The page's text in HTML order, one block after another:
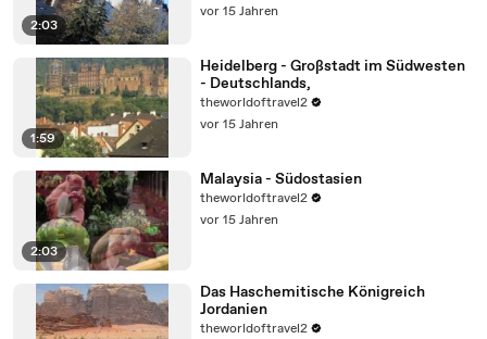
2:03
vor 15 Jahren
1:59
Heidelberg - Großstadt im Südwesten
- Deutschlands,
theworldoftravel2
vor 15 Jahren
2:03
Malaysia - Südostasien
theworldoftravel2
vor 15 Jahren
Das Haschemitische Königreich
Jordanien
theworldoftravel2